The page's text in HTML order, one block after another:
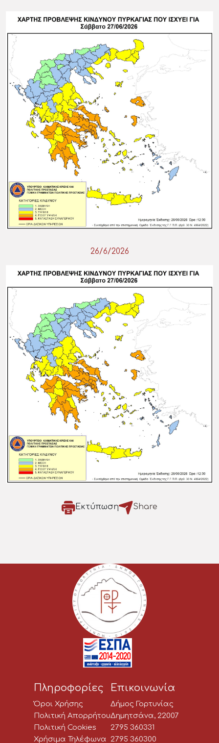
26/6/2026
Εκτύπωση Share
Πληροφορίες
Όροι Χρήσης
Πολιτική Απορρήτου
Πολιτική Cookies
Χρήσιμα Τηλέφωνα
Επικοινωνία
Δήμος Γορτυνίας
Δημητσάνα, 22007
2795 360331
2795 360300